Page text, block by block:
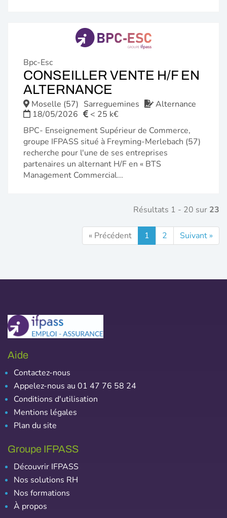
Bpc-Esc
CONSEILLER VENTE H/F EN
ALTERNANCE
FENÊTRE)
Moselle (57) Sarreguemines
Alternance
18/05/2026
< 25 k€
BPC- Enseignement Supérieur de Commerce,
groupe IFPASS situé à Freyming-Merlebach (57)
recherche pour l'une de ses entreprises
partenaires un alternant H/F en « BTS
Management Commercial...
Résultats 1 - 20 sur 23
« Précédent 1 2 Suivant »
Aide
Contactez-nous
Appelez-nous au 01 47 76 58 24
Conditions d'utilisation
Mentions légales
Plan du site
Groupe IFPASS
Découvrir IFPASS
Nos solutions RH
Nos formations
À propos